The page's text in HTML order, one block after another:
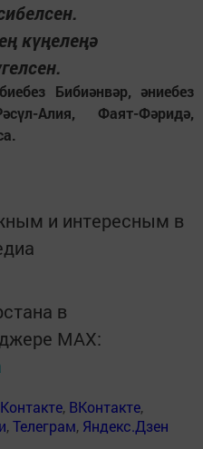
күңелеңә
Бибиәнвәр, әниебез
Алия, Фаят-Фәридә,
и интересным в
в
MАХ:
, ВКонтакте,
,Телеграм, Яндекс.Дзен